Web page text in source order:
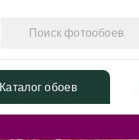
Каталог обоев